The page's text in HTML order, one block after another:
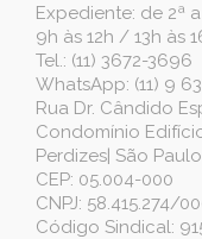
Expediente: de 2ª a
9h às 12h / 13h às
Tel.: (11) 3672-3696
WhatsApp: (11) 9
Rua Dr. Cândido
Condomínio
Perdizes| São
CEP: 05.004-000
CNPJ: 58.415.274/
Código Sindical: